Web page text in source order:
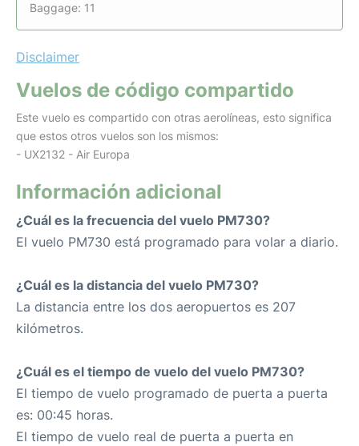
Baggage: 11
Disclaimer
Vuelos de código compartido
Este vuelo es compartido con otras aerolíneas, esto significa
que estos otros vuelos son los mismos:
- UX2132 - Air Europa
Información adicional
¿Cuál es la frecuencia del vuelo PM730?
El vuelo PM730 está programado para volar a diario.
¿Cuál es la distancia del vuelo PM730?
La distancia entre los dos aeropuertos es 207
kilómetros.
¿Cuál es el tiempo de vuelo del vuelo PM730?
El tiempo de vuelo programado de puerta a puerta
es: 00:45 horas.
El tiempo de vuelo real de puerta a puerta en